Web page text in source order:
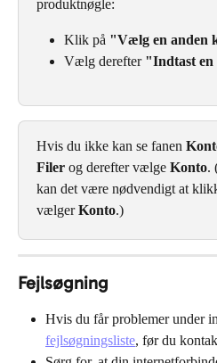
produktnøgle:
Klik på "Vælg en anden
Vælg derefter "Indtast en
Hvis du ikke kan se fanen
Filer og derefter vælge Konto.
kan det være nødvendigt at
vælger Konto.)
Fejlsøgning
Hvis du får problemer under
fejlsøgningsliste, før du